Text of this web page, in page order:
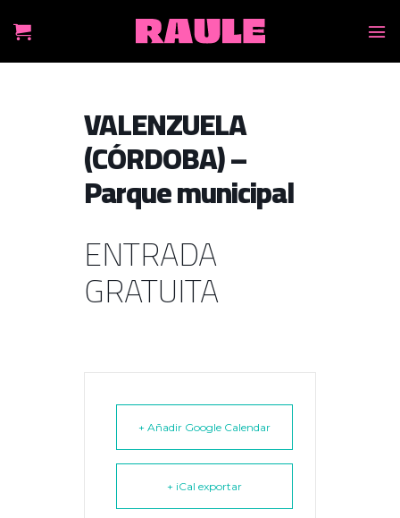
VALENZUELA
(CÓRDOBA) –
Parque municipal
ENTRADA
GRATUITA
+ Añadir Google Calendar
+ iCal exportar